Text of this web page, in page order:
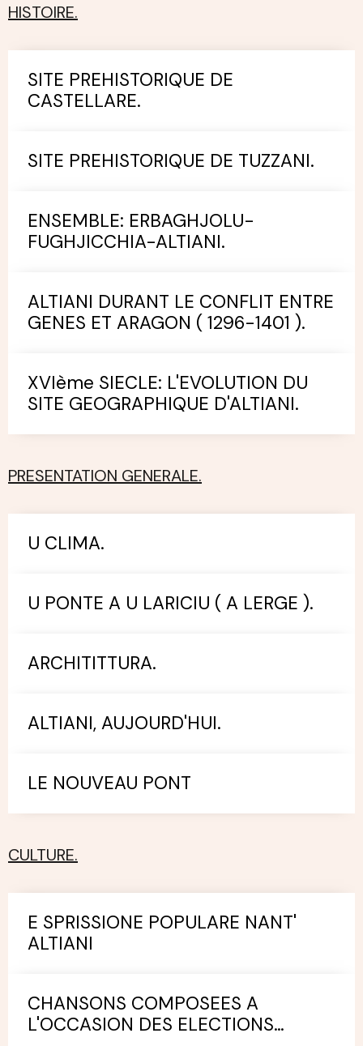
HISTOIRE.
SITE PREHISTORIQUE DE
CASTELLARE.
SITE PREHISTORIQUE DE TUZZANI.
ENSEMBLE: ERBAGHJOLU-
FUGHJICCHIA-ALTIANI.
ALTIANI DURANT LE CONFLIT ENTRE
GENES ET ARAGON ( 1296-1401 ).
XVIème SIECLE: L'EVOLUTION DU
SITE GEOGRAPHIQUE D'ALTIANI.
PRESENTATION GENERALE.
U CLIMA.
U PONTE A U LARICIU ( A LERGE ).
ARCHITITTURA.
ALTIANI, AUJOURD'HUI.
LE NOUVEAU PONT
CULTURE.
E SPRISSIONE POPULARE NANT'
ALTIANI
CHANSONS COMPOSEES A
L'OCCASION DES ELECTIONS